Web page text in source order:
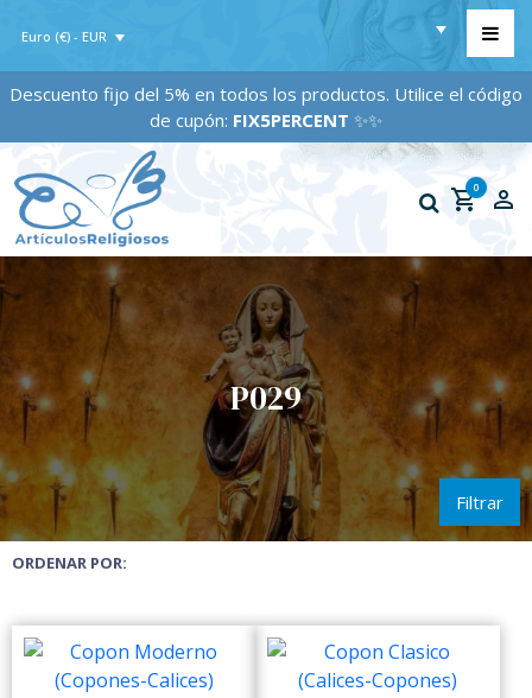
Euro (€) - EUR
Descuento fijo del 5% en todos los productos. Utilice el código
de cupón:FIX5PERCENT✨✨
0
P029
Filtrar
ORDENAR POR: